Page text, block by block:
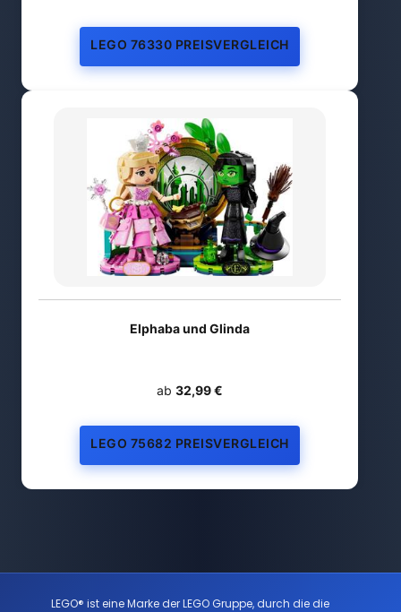
LEGO 76330 PREISVERGLEICH
Elphaba und Glinda
ab 32,99 €
LEGO 75682 PREISVERGLEICH
LEGO® ist eine Marke der LEGO Gruppe, durch die die